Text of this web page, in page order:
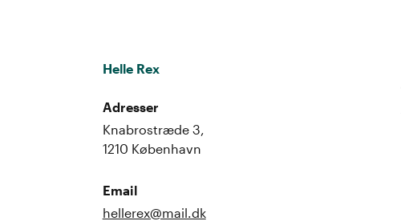
Helle Rex
Adresser
Knabrostræde 3,
1210 København
Email
hellerex@mail.dk